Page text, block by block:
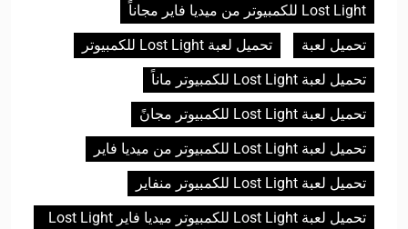
Lost Light للكمبيوتر من ميديا فاير مجاناً
تحميل لعبة
تحميل لعبة Lost Light للكمبيوتر
تحميل لعبة Lost Light للكمبيوتر ماناً
تحميل لعبة Lost Light للكمبيوتر مجانً
تحميل لعبة Lost Light للكمبيوتر من ميديا فاير
تحميل لعبة Lost Light للكمبيوتر منفاير
تحميل لعبة Lost Light للكمبيوتر ميديا فاير Lost Light